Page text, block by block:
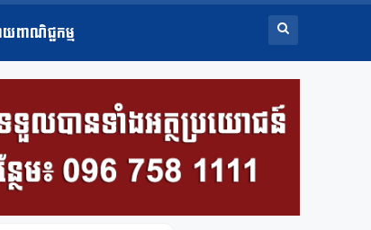
ពាណិជ្ជកម្ម